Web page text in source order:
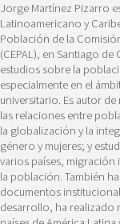
Jorge Martínez Pizarro
Latinoamericano y
Población de la
(CEPAL), en Santiago
estudios sobre la
especialmente en el
universitario. Es autor
las relaciones entre
la globalización y la
género y mujeres; y
varios países,
la población. También
documentos
desarrollo, ha realizado